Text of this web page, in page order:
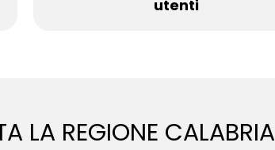
utenti
LA REGIONE CALABRIA